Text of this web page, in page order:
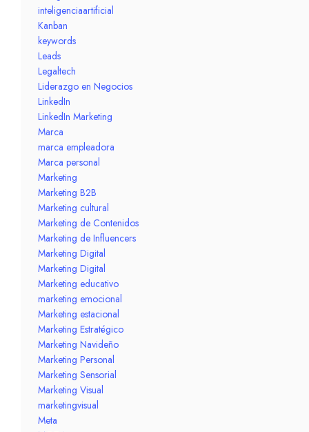
inteligenciaartificial
Kanban
keywords
Leads
Legaltech
Liderazgo en Negocios
LinkedIn
LinkedIn Marketing
Marca
marca empleadora
Marca personal
Marketing
Marketing B2B
Marketing cultural
Marketing de Contenidos
Marketing de Influencers
Marketing Digital
Marketing Digital
Marketing educativo
marketing emocional
Marketing estacional
Marketing Estratégico
Marketing Navideño
Marketing Personal
Marketing Sensorial
Marketing Visual
marketingvisual
Meta